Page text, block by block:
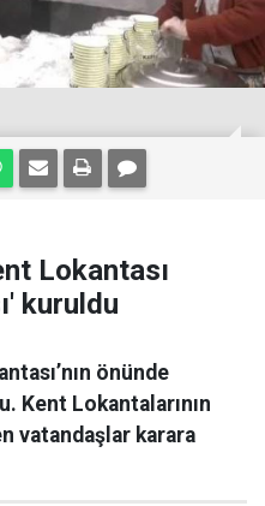
Lokantası
kuruldu
önünde
Kent Lokantalarının
vatandaşlar karara